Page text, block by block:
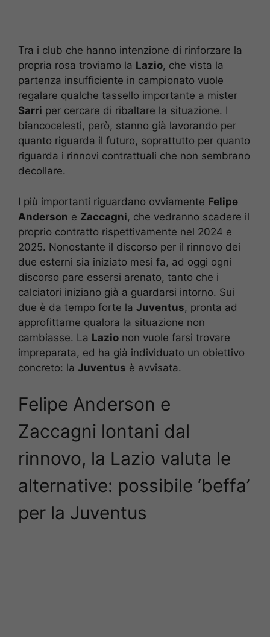
Tra i club che hanno intenzione di rinforzare la
propria rosa troviamo la Lazio, che vista la
partenza insufficiente in campionato vuole
regalare qualche tassello importante a mister
Sarri per cercare di ribaltare la situazione. I
biancocelesti, però, stanno già lavorando per
quanto riguarda il futuro, soprattutto per quanto
riguarda i rinnovi contrattuali che non sembrano
decollare.
I più importanti riguardano ovviamente Felipe
Anderson e Zaccagni, che vedranno scadere il
proprio contratto rispettivamente nel 2024 e
2025. Nonostante il discorso per il rinnovo dei
due esterni sia iniziato mesi fa, ad oggi ogni
discorso pare essersi arenato, tanto che i
calciatori iniziano già a guardarsi intorno. Sui
due è da tempo forte la Juventus, pronta ad
approfittarne qualora la situazione non
cambiasse. La Lazio non vuole farsi trovare
impreparata, ed ha già individuato un obiettivo
concreto: la Juventus è avvisata.
Felipe Anderson e
Zaccagni lontani dal
rinnovo, la Lazio valuta le
alternative: possibile ‘beffa’
per la Juventus